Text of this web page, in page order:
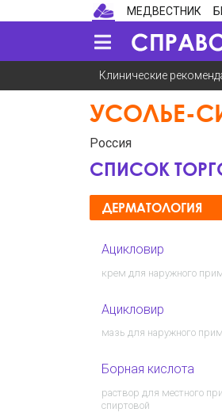
МЕДВЕСТНИК
Клинические
УСОЛЬЕ-
Россия
СПИСОК
ДЕРМАТОЛОГИЯ
Ацикловир
крем для наружного
Ацикловир
мазь для наружного
Борная кислота
раствор для местного
спиртовой